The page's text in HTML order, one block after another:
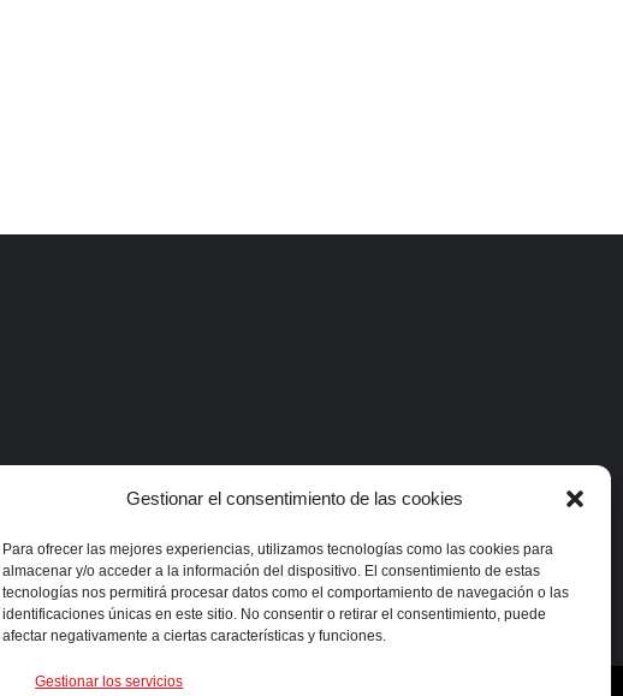
Gestionar el consentimiento de las cookies
Para ofrecer las mejores experiencias, utilizamos tecnologías como las cookies para
almacenar y/o acceder a la información del dispositivo. El consentimiento de estas
tecnologías nos permitirá procesar datos como el comportamiento de navegación o las
identificaciones únicas en este sitio. No consentir o retirar el consentimiento, puede
afectar negativamente a ciertas características y funciones.
Gestionar los servicios